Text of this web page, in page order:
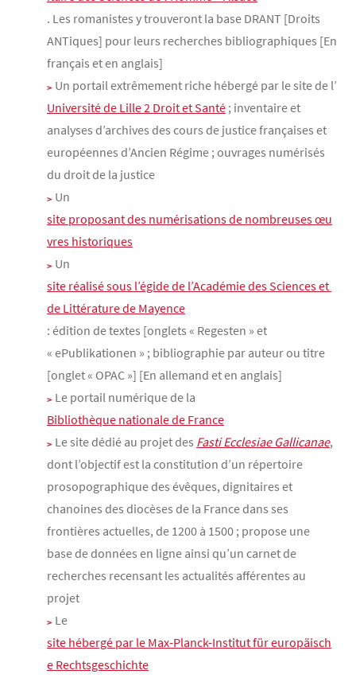
. Les romanistes y trouveront la base DRANT [Droits
ANTiques] pour leurs recherches bibliographiques [En
français et en anglais]
Un portail extrêmement riche hébergé par le site de l’
Université de Lille 2 Droit et Santé; inventaire et
analyses d’archives des cours de justice françaises et
européennes d’Ancien Régime ; ouvrages numérisés
du droit de la justice
Un
site proposant des numérisations de nombreuses œu
vres historiques
Un
site réalisé sous l’égide de l’Académie des Sciences et
de Littérature de Mayence
: édition de textes [onglets « Regesten » et
« ePublikationen » ; bibliographie par auteur ou titre
[onglet « OPAC »] [En allemand et en anglais]
Le portail numérique de la
Bibliothèque nationale de France
Le site dédié au projet des Fasti Ecclesiae Gallicanae,
dont l’objectif est la constitution d’un répertoire
prosopographique des évêques, dignitaires et
chanoines des diocèses de la France dans ses
frontières actuelles, de 1200 à 1500 ; propose une
base de données en ligne ainsi qu’un carnet de
recherches recensant les actualités afférentes au
projet
Le
site hébergé par le Max-Planck-Institut für europäisch
e Rechtsgeschichte